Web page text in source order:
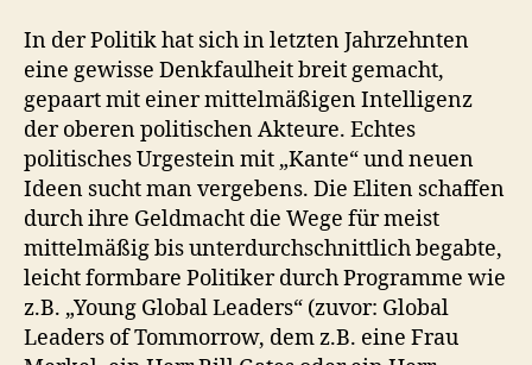
In der Politik hat sich in letzten Jahrzehnten
eine gewisse Denkfaulheit breit gemacht,
gepaart mit einer mittelmäßigen Intelligenz
der oberen politischen Akteure. Echtes
politisches Urgestein mit „Kante“ und neuen
Ideen sucht man vergebens. Die Eliten schaffen
durch ihre Geldmacht die Wege für meist
mittelmäßig bis unterdurchschnittlich begabte,
leicht formbare Politiker durch Programme wie
z.B. „Young Global Leaders“ (zuvor: Global
Leaders of Tommorrow, dem z.B. eine Frau